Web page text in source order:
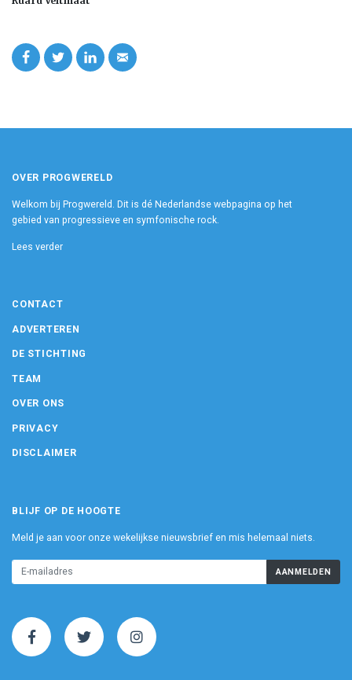
OVER PROGWERELD
Welkom bij Progwereld. Dit is dé Nederlandse webpagina op het
gebied van progressieve en symfonische rock.
Lees verder
CONTACT
ADVERTEREN
DE STICHTING
TEAM
OVER ONS
PRIVACY
DISCLAIMER
BLIJF OP DE HOOGTE
Meld je aan voor onze wekelijkse nieuwsbrief en mis helemaal niets.
AANMELDEN